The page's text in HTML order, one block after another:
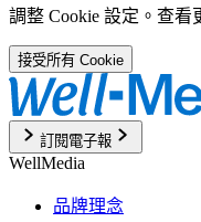
調整 Cookie 設定。查看
接受所有 Cookie
訂閱電子報
WellMedia
品牌理念